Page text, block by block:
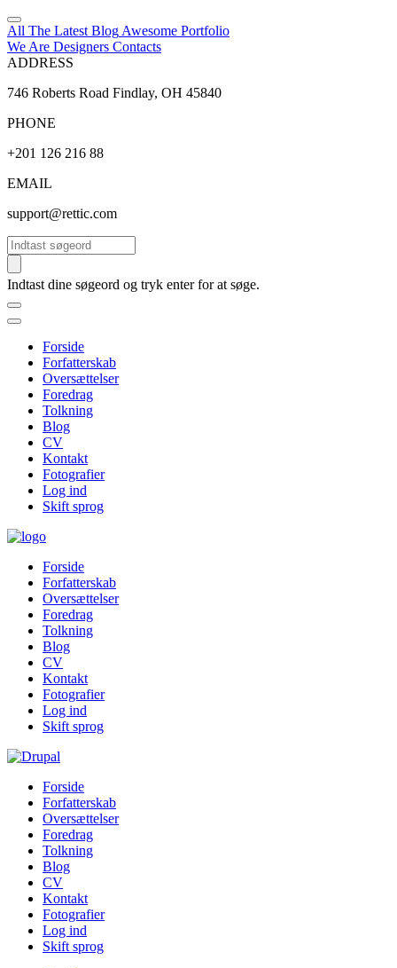
All The Latest Blog Awesome Portfolio
We Are Designers Contacts
ADDRESS
746 Roberts Road Findlay, OH 45840
PHONE
+201 126 216 88
EMAIL
support@rettic.com
Søg
Indtast dine søgeord og tryk enter for at søge.
Forside
Forfatterskab
Oversættelser
Foredrag
Tolkning
Blog
CV
Kontakt
Fotografier
Log ind
Skift sprog
Forside
Forfatterskab
Oversættelser
Foredrag
Tolkning
Blog
CV
Kontakt
Fotografier
Log ind
Skift sprog
Forside
Forfatterskab
Oversættelser
Foredrag
Tolkning
Blog
CV
Kontakt
Fotografier
Log ind
Skift sprog